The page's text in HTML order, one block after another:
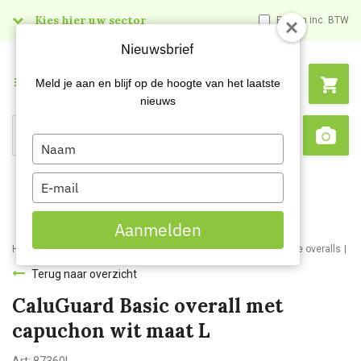
Kies hier uw sector Prijzen inc. BTW
Search
Menu
Home Webshop Werkkleding Disposable kleding Disposable overalls
Terug naar overzicht
CaluGuard Basic overall met
capuchon wit maat L
Nieuwsbrief
Meld je aan en blijf op de hoogte van het laatste
nieuws
Type
your
name
Type
your
email
Aanmelden